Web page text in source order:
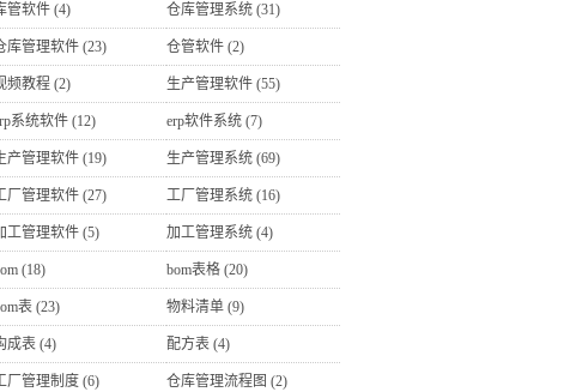
管软件 (4) 仓库管理系统 (31)
库管理软件 (23) 仓管软件 (2)
频教程 (2) 生产管理软件 (55)
系统软件 (12) erp软件系统 (7)
产管理软件 (19) 生产管理系统 (69)
厂管理软件 (27) 工厂管理系统 (16)
工管理软件 (5) 加工管理系统 (4)
(18) bom表格 (20)
表 (23) 物料清单 (9)
成表 (4) 配方表 (4)
厂管理制度 (6) 仓库管理流程图 (2)